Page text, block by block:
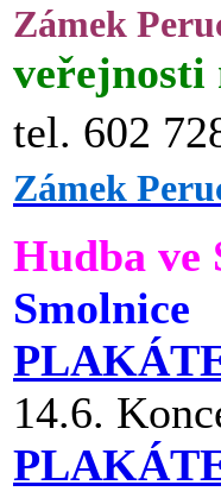
Zámek
veřejnosti
tel. 602
Zámek
Hudba ve
Smolnice
14.6.